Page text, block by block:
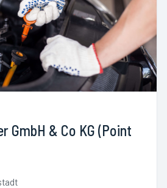
GmbH & Co KG (Point